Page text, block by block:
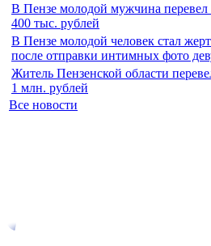
В Пензе молодой мужчина
400 тыс. рублей
В Пензе молодой человек стал
после отправки интимных фото
Житель Пензенской области
1 млн. рублей
Все новости